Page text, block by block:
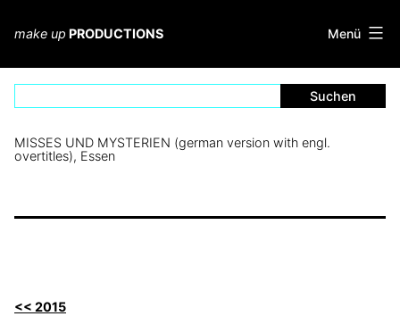
springen
make up PRODUCTIONS Menü
MISSES UND MYSTERIEN (german version with engl.
overtitles), Essen
<< 2015